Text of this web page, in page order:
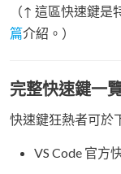
（↑ 這區快速鍵
篇介紹。）
完整快速鍵一
快速鍵狂熱者可於
VS Code 官方